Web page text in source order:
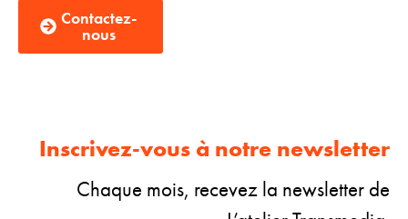
Contactez-
nous
Inscrivez-vous à notre newsletter
Chaque mois, recevez la newsletter de